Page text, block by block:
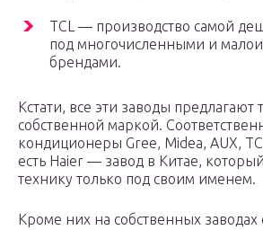
TCL — производство самой
под многочисленными и
брендами.
Кстати, все эти заводы предлагают
собственной маркой.
кондиционеры Gree, Midea, AUX,
есть Haier — завод в Китае,
технику только под своим именем.
Кроме них на собственных заводах